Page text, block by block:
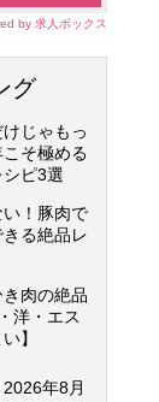
by 求人ボックス
グ
じゃもっ
そ極める
ピ3選
！豚肉で
る絶品レ
肉の絶品
洋・エス
】
2026年8月